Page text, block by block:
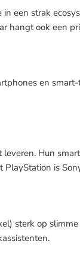
een strak
hangt ook een
en
Hun
is
sterk op